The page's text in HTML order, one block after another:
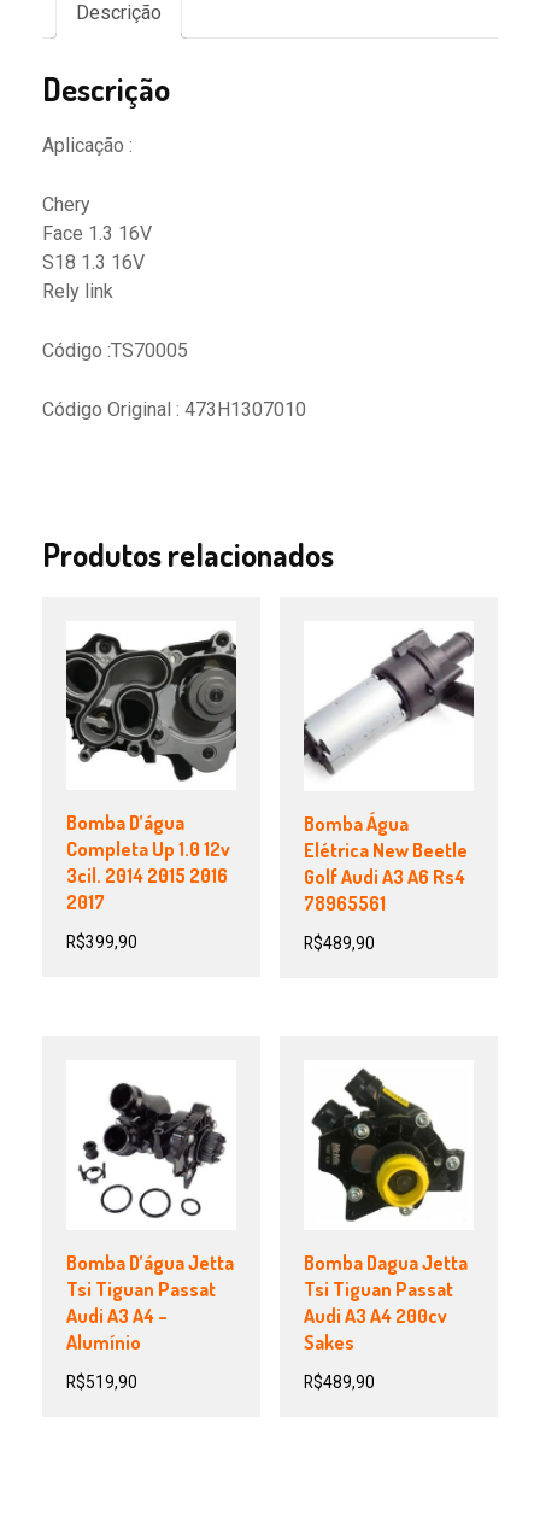
quantidade
Descrição
Descrição
Aplicação :
Chery
Face 1.3 16V
S18 1.3 16V
Rely link
Código :TS70005
Código Original : 473H1307010
Produtos relacionados
Bomba D’água
Completa Up 1.0 12v
3cil. 2014 2015 2016
2017
R$399,90
Bomba Água
Elétrica New Beetle
Golf Audi A3 A6 Rs4
78965561
R$489,90
Bomba D’água Jetta
Tsi Tiguan Passat
Audi A3 A4 –
Alumínio
R$519,90
Bomba Dagua Jetta
Tsi Tiguan Passat
Audi A3 A4 200cv
Sakes
R$489,90